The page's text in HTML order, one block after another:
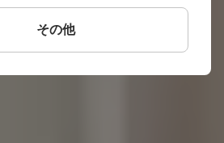
その他